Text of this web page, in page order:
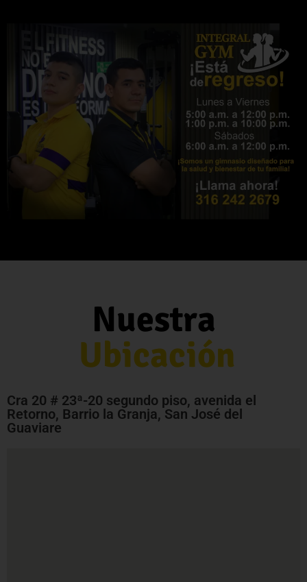
Nuestra
Ubicación
Cra 20 # 23ª-20 segundo piso, avenida el
Retorno, Barrio la Granja, San José del
Guaviare